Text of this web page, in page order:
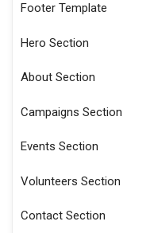
Footer Template
Hero Section
About Section
Campaigns Section
Events Section
Volunteers Section
Contact Section